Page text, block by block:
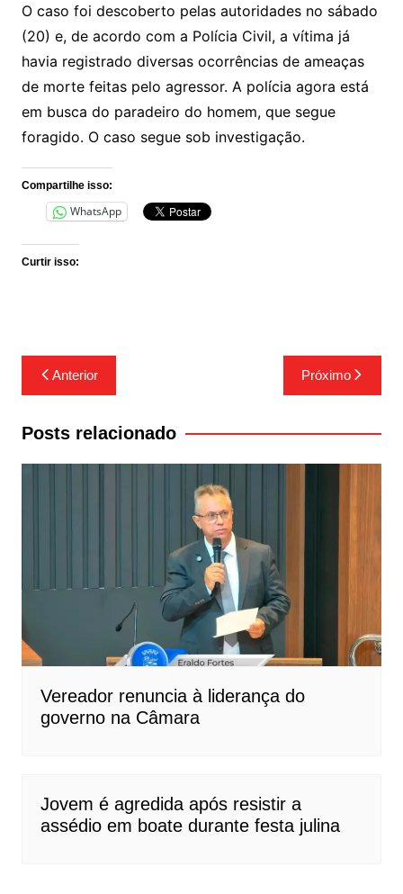
O caso foi descoberto pelas autoridades no sábado
(20) e, de acordo com a Polícia Civil, a vítima já
havia registrado diversas ocorrências de ameaças
de morte feitas pelo agressor. A polícia agora está
em busca do paradeiro do homem, que segue
foragido. O caso segue sob investigação.
Compartilhe isso:
WhatsApp
Curtir isso:
Navegação
de
Post
Anterior Próximo
Posts relacionado
Vereador renuncia à liderança do
governo na Câmara
Jovem é agredida após resistir a
assédio em boate durante festa julina